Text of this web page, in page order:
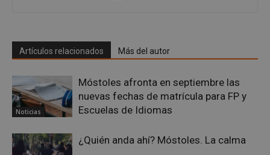
Artículos relacionados Más del autor
Noticias
Móstoles afronta en septiembre las
nuevas fechas de matrícula para FP y
Escuelas de Idiomas
¿Quién anda ahí? Móstoles. La calma